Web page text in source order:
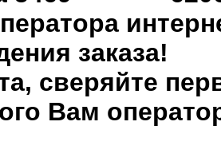
заказа!
сверяйте
Вам